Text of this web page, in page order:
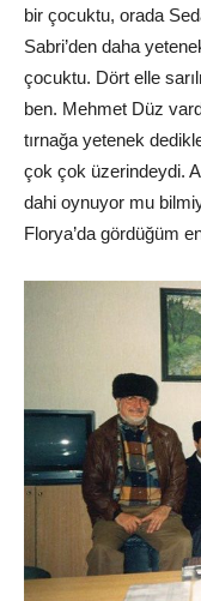
bir çocuktu, orada
Sabri’den daha
çocuktu. Dört elle
ben. Mehmet Düz
tırnağa yetenek
çok çok üzerindeydi.
dahi oynuyor mu
Florya’da gördüğüm